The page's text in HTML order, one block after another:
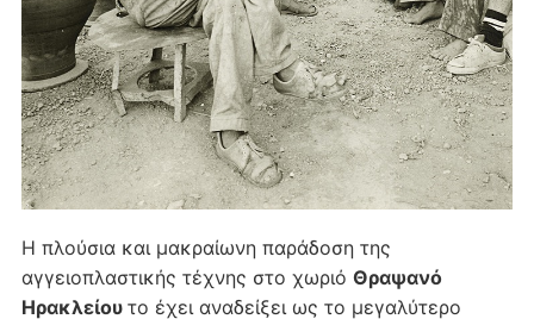
Η πλούσια και μακραίωνη παράδοση της
αγγειοπλαστικής τέχνης στο χωριό Θραψανό
Ηρακλείου το έχει αναδείξει ως το μεγαλύτερο